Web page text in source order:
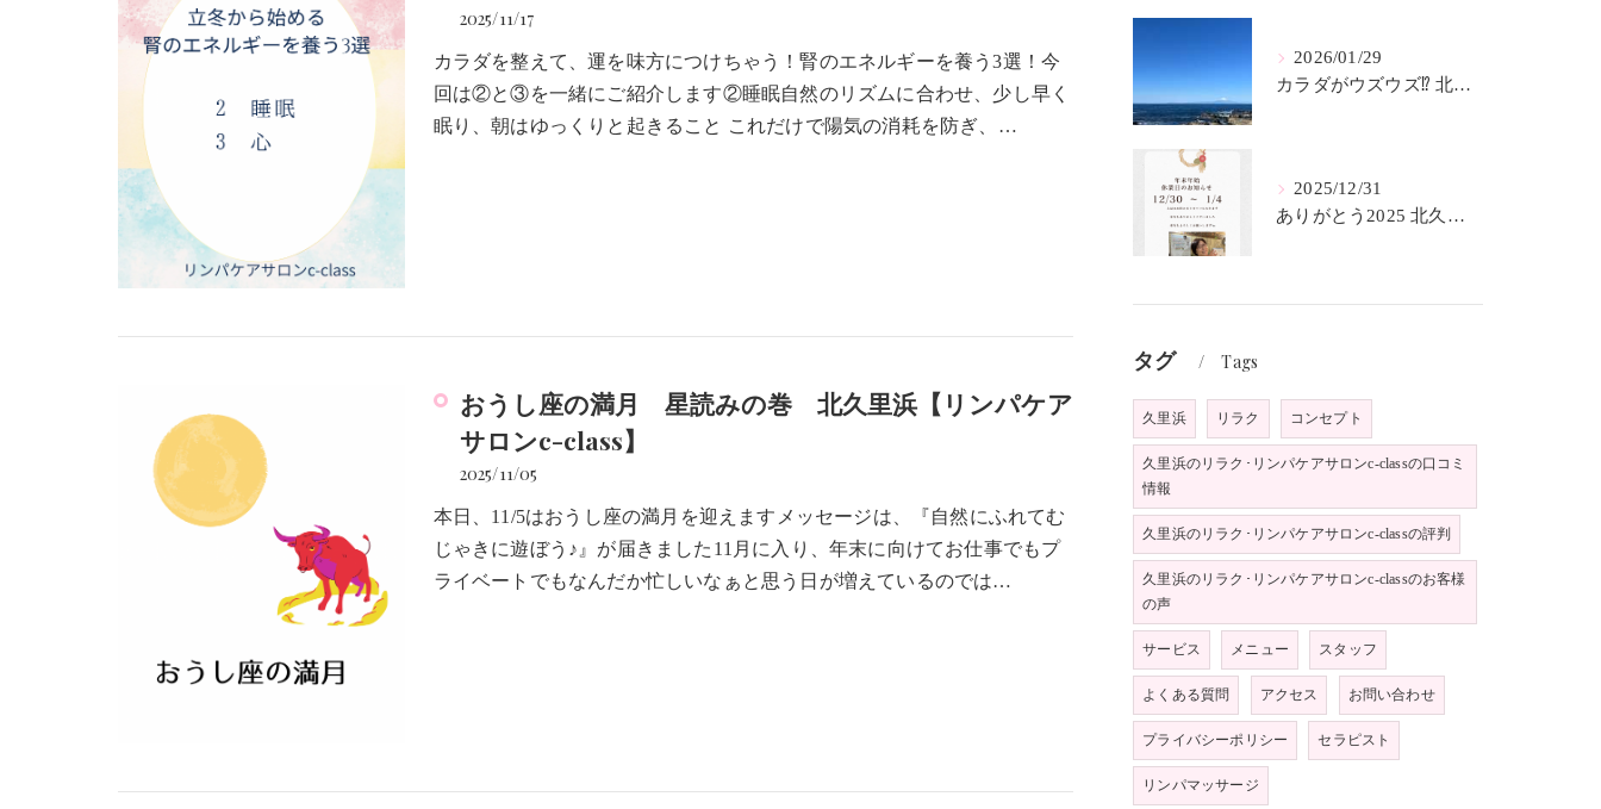
2025/11/17
カラダを整えて、運を味方につけちゃう！腎のエネルギーを養う3選！今
回は②と③を一緒にご紹介します②睡眠自然のリズムに合わせ、少し早く
眠り、朝はゆっくりと起きること これだけで陽気の消耗を防ぎ、…
おうし座の満月 星読みの巻 北久里浜【リンパケア
サロンc-class】
2025/11/05
本日、11/5はおうし座の満月を迎えますメッセージは、『自然にふれてむ
じゃきに遊ぼう♪』が届きました11月に入り、年末に向けてお仕事でもプ
ライベートでもなんだか忙しいなぁと思う日が増えているのでは…
2026/01/29
カラダがウズウズ⁉️ 北久里浜 リンパケアサロンc-class
2025/12/31
ありがとう2025 北久里浜 リンパケアサロンc-class
タグ Tags
久里浜 リラク コンセプト
久里浜のリラク･リンパケアサロンc-classの口コミ
情報
久里浜のリラク･リンパケアサロンc-classの評判
久里浜のリラク･リンパケアサロンc-classのお客様
の声
サービス メニュー スタッフ
よくある質問 アクセス お問い合わせ
プライバシーポリシー セラピスト
リンパマッサージ